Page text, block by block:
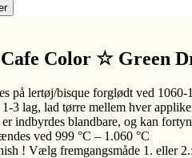
Cafe Color ☆ Green
på lertøj/bisque forglødt ved 1060-
3 lag, lad tørre mellem hver
indbyrdes blandbare, og kan
ved 999 °C – 1.060 °C
! Vælg fremgangsmåde 1. eller 2.: